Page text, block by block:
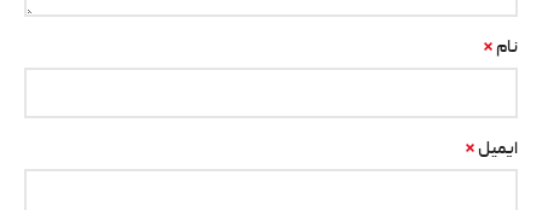
نام *
ایمیل *